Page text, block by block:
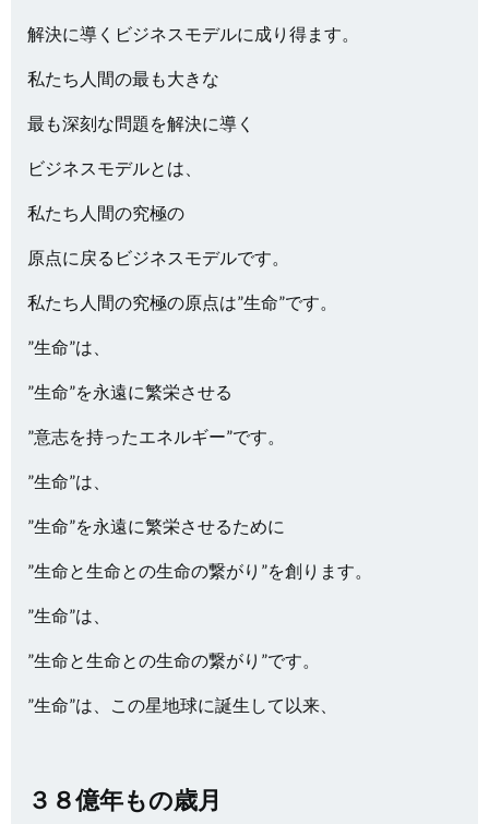
解決に導くビジネスモデルに成り得ます。
私たち人間の最も大きな
最も深刻な問題を解決に導く
ビジネスモデルとは、
私たち人間の究極の
原点に戻るビジネスモデルです。
私たち人間の究極の原点は”生命”です。
”生命”は、
”生命”を永遠に繁栄させる
”意志を持ったエネルギー”です。
”生命”は、
”生命”を永遠に繁栄させるために
”生命と生命との生命の繋がり”を創ります。
”生命”は、
”生命と生命との生命の繋がり”です。
”生命”は、この星地球に誕生して以来、
３８億年もの歳月